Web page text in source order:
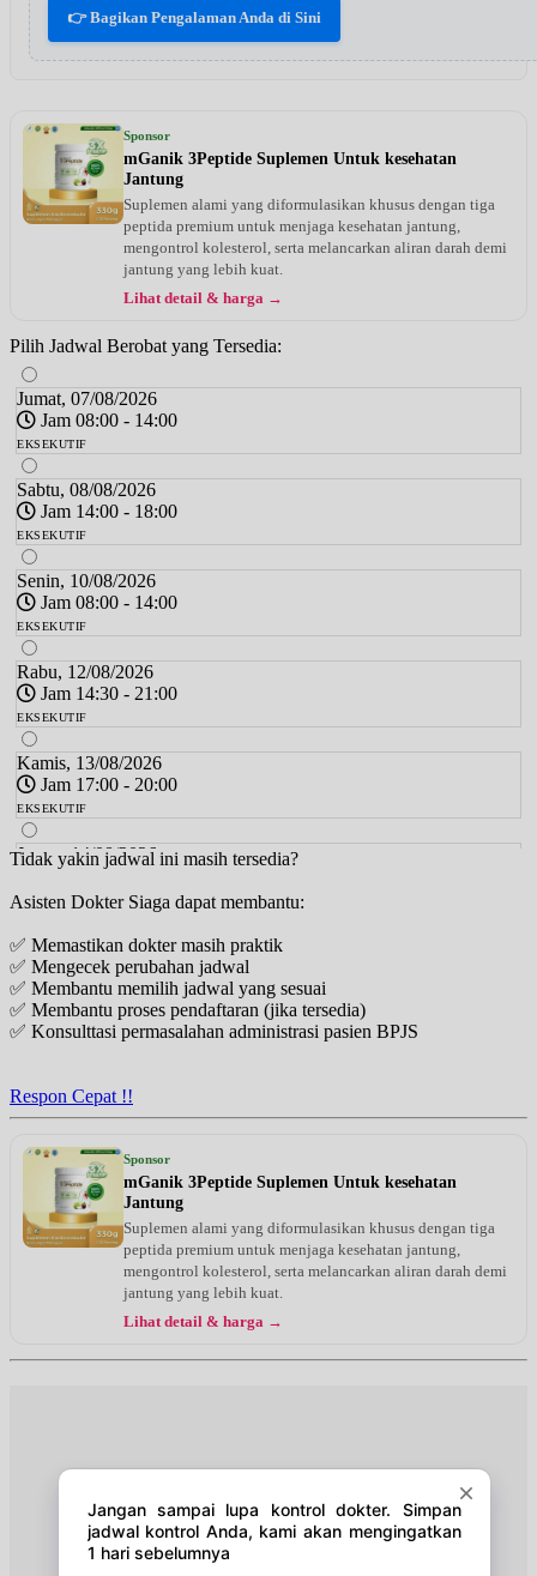
👉 Bagikan Pengalaman Anda di Sini
Sponsor
mGanik 3Peptide Suplemen Untuk kesehatan
Jantung
Suplemen alami yang diformulasikan khusus dengan tiga
peptida premium untuk menjaga kesehatan jantung,
mengontrol kolesterol, serta melancarkan aliran darah demi
jantung yang lebih kuat.
Lihat detail & harga →
Pilih Jadwal Berobat yang Tersedia:
Jumat, 07/08/2026
Jam 08:00 - 14:00
EKSEKUTIF
Sabtu, 08/08/2026
Jam 14:00 - 18:00
EKSEKUTIF
Senin, 10/08/2026
Jam 08:00 - 14:00
EKSEKUTIF
Rabu, 12/08/2026
Jam 14:30 - 21:00
EKSEKUTIF
Kamis, 13/08/2026
Jam 17:00 - 20:00
EKSEKUTIF
Jumat, 14/08/2026
Jam 08:00 - 14:00
EKSEKUTIF
Sabtu, 15/08/2026
Jam 14:00 - 18:00
EKSEKUTIF
Senin, 17/08/2026
Jam 14:30 - 21:00
EKSEKUTIF
Kamis, 20/08/2026
Jam 17:00 - 20:00
Jam 08:00 - 14:00
Jam 08:00 - 14:00
Tidak yakin jadwal ini masih tersedia?
Asisten Dokter Siaga dapat membantu:
✅ Memastikan dokter masih praktik
✅ Mengecek perubahan jadwal
✅ Membantu memilih jadwal yang sesuai
✅ Membantu proses pendaftaran (jika tersedia)
✅ Konsulttasi permasalahan administrasi pasien BPJS
Respon Cepat !!
Sponsor
mGanik 3Peptide Suplemen Untuk kesehatan
Jantung
Suplemen alami yang diformulasikan khusus dengan tiga
peptida premium untuk menjaga kesehatan jantung,
mengontrol kolesterol, serta melancarkan aliran darah demi
jantung yang lebih kuat.
Lihat detail & harga →